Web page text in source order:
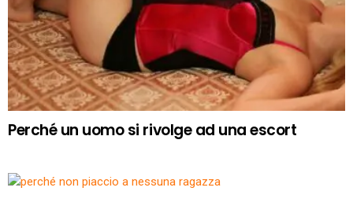
Perché un uomo si rivolge ad una escort